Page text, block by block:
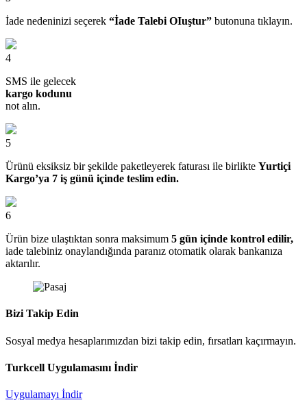
İade nedeninizi seçerek “İade Talebi OIuştur” butonuna tıklayın.
4
SMS ile gelecek
kargo kodunu
not alın.
5
Ürünü eksiksiz bir şekilde paketleyerek faturası ile birlikte Yurtiçi
Kargo’ya 7 iş günü içinde teslim edin.
6
Ürün bize ulaştıktan sonra maksimum 5 gün içinde kontrol edilir,
iade talebiniz onaylandığında paranız otomatik olarak bankanıza
aktarılır.
Bizi Takip Edin
Sosyal medya hesaplarımızdan bizi takip edin, fırsatları kaçırmayın.
Turkcell Uygulamasını İndir
Uygulamayı İndir